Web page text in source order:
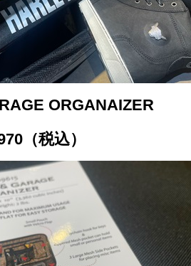
ORGANAIZER
（税込）